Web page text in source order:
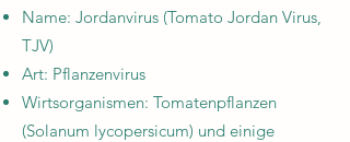
Name: Jordanvirus (Tomato Jordan Virus,
TJV)
Art: Pflanzenvirus
Wirtsorganismen: Tomatenpflanzen
(Solanum lycopersicum) und einige